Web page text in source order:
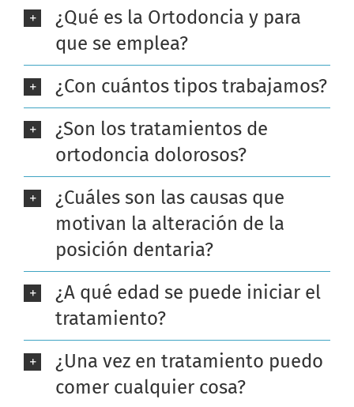
¿Qué es la Ortodoncia y para
que se emplea?
¿Con cuántos tipos trabajamos?
¿Son los tratamientos de
ortodoncia dolorosos?
¿Cuáles son las causas que
motivan la alteración de la
posición dentaria?
¿A qué edad se puede iniciar el
tratamiento?
¿Una vez en tratamiento puedo
comer cualquier cosa?